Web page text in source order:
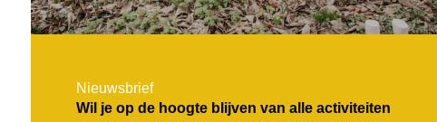
Nieuwsbrief
Wil je op de hoogte blijven van alle activiteiten